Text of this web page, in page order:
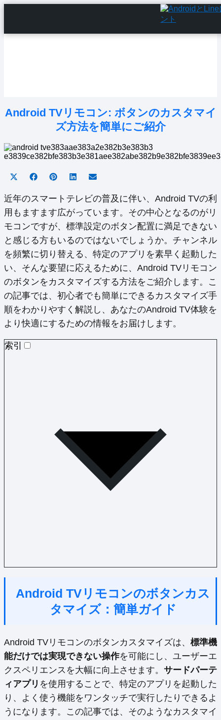
Android TVリモコン: ボタンのカスタマイ
ズ方法を簡単にご紹介
Share
X
(Twitter)
Share
Facebook
Share
Pinterest
Share
LinkedInEmail
近年のスマートテレビの普及に伴い、Android TVの利
用もますます広がっています。その中心となるのがリ
モコンですが、標準設定のボタン配置に満足できない
と感じる方もいるのではないでしょうか。チャンネル
を頻繁に切り替える、特定のアプリを素早く起動した
い、そんな要望に応えるために、Android TVリモコン
のボタンをカスタマイズする方法をご紹介します。こ
の記事では、初心者でも簡単にできるカスタマイズ手
順をわかりやすく解説し、あなたのAndroid TV体験を
より快適にするための情報をお届けします。
索引
Android TVリモコンのボタンカス
タマイズ：簡単ガイド
Android TVリモコンのボタンカスタマイズは、 標準機
能だけでは実現できない操作を可能にし、ユーザーエ
クスペリエンスを大幅に向上させます。 サードパーテ
ィアプリ を使用することで、特定のアプリを起動した
り、よく使う機能をワンタッチで実行したりできるよ
うになります。この記事では、そのようなカスタマイ